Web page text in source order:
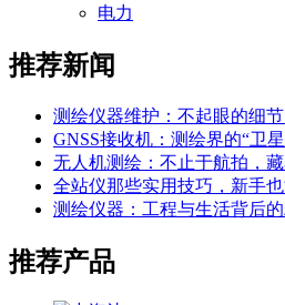
电力
推荐新闻
测绘仪器维护：不起眼的细
GNSS接收机：测绘界的“卫
无人机测绘：不止于航拍，
全站仪那些实用技巧，新手
测绘仪器：工程与生活背后
推荐产品